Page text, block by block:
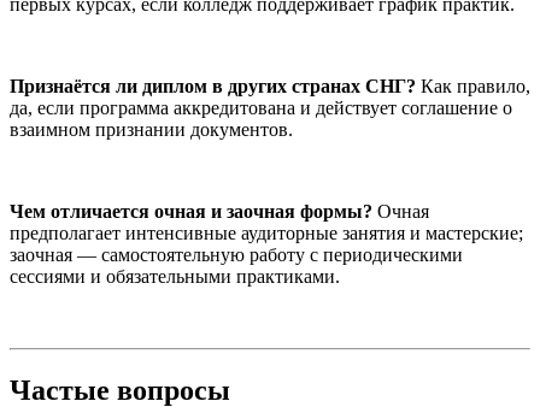
первых курсах, если колледж поддерживает график практик.
Признаётся ли диплом в других странах СНГ? Как правило,
да, если программа аккредитована и действует соглашение о
взаимном признании документов.
Чем отличается очная и заочная формы? Очная
предполагает интенсивные аудиторные занятия и мастерские;
заочная — самостоятельную работу с периодическими
сессиями и обязательными практиками.
Частые вопросы